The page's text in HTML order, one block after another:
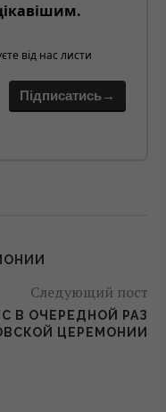
від нас листи
Підписатись→
Следующий пост
В ОЧЕРЕДНОЙ РАЗ
ЦЕРЕМОНИИ